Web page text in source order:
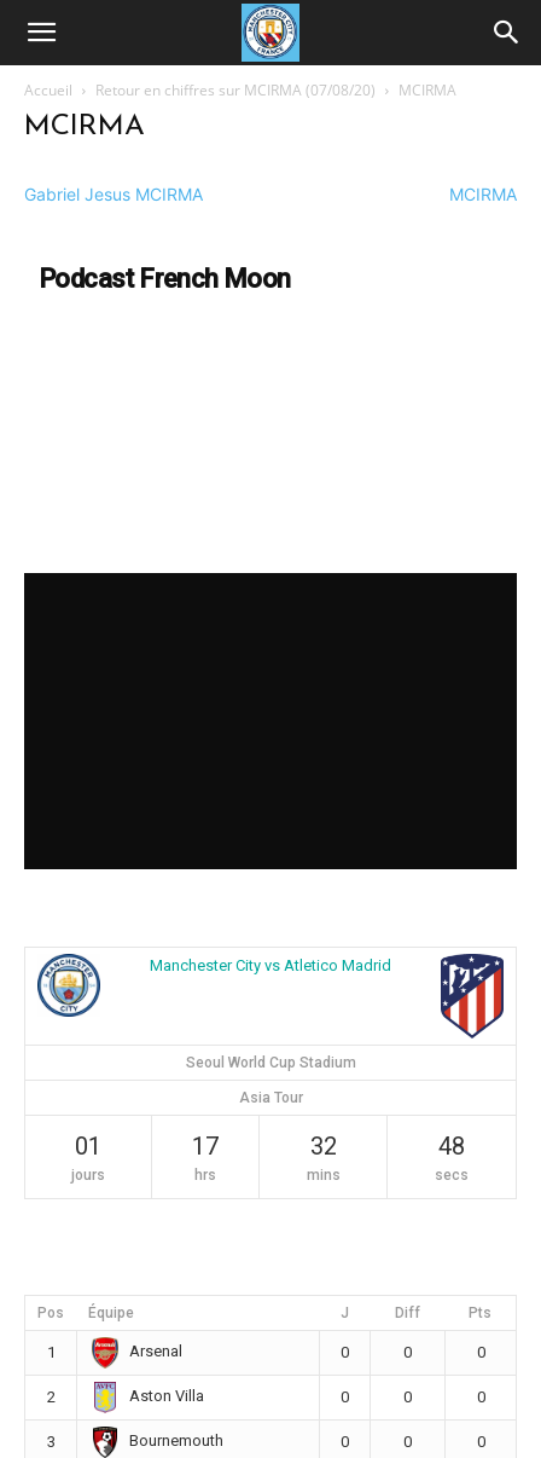
Accueil Retour en chiffres sur MCIRMA (07/08/20) MCIRMA
MCIRMA
Gabriel Jesus MCIRMA MCIRMA
Podcast French Moon
Manchester City vs Atletico Madrid
Seoul World Cup Stadium
Asia Tour
01
jours
17
hrs
32
mins
48
secs
Pos Équipe J Diff Pts
1 Arsenal 0 0 0
2 Aston Villa 0 0 0
3 Bournemouth 0 0 0